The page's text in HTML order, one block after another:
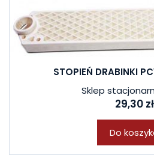
STOPIEŃ DRABINKI
Sklep
29,30 zł
Do